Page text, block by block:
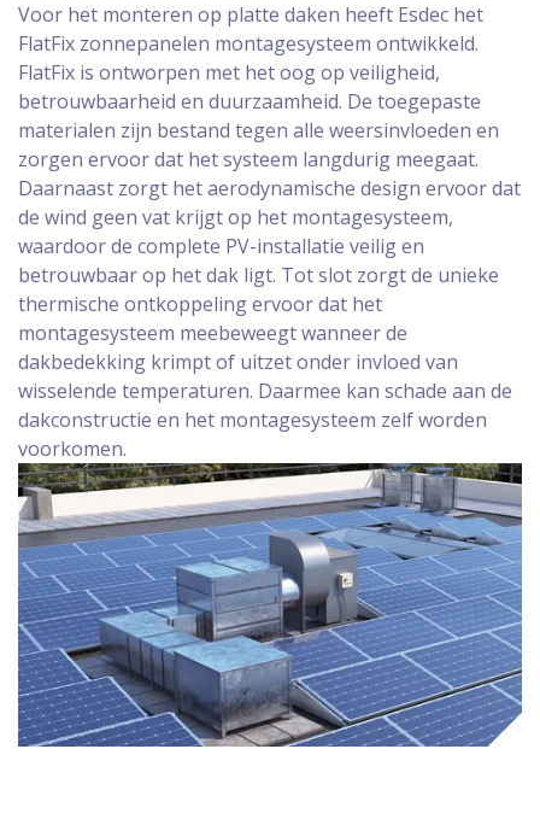
Voor het monteren op platte daken heeft Esdec het
FlatFix zonnepanelen montagesysteem ontwikkeld.
FlatFix is ontworpen met het oog op veiligheid,
betrouwbaarheid en duurzaamheid. De toegepaste
materialen zijn bestand tegen alle weersinvloeden en
zorgen ervoor dat het systeem langdurig meegaat.
Daarnaast zorgt het aerodynamische design ervoor dat
de wind geen vat krijgt op het montagesysteem,
waardoor de complete PV-installatie veilig en
betrouwbaar op het dak ligt. Tot slot zorgt de unieke
thermische ontkoppeling ervoor dat het
montagesysteem meebeweegt wanneer de
dakbedekking krimpt of uitzet onder invloed van
wisselende temperaturen. Daarmee kan schade aan de
dakconstructie en het montagesysteem zelf worden
voorkomen.